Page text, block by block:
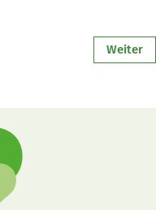
Weiter